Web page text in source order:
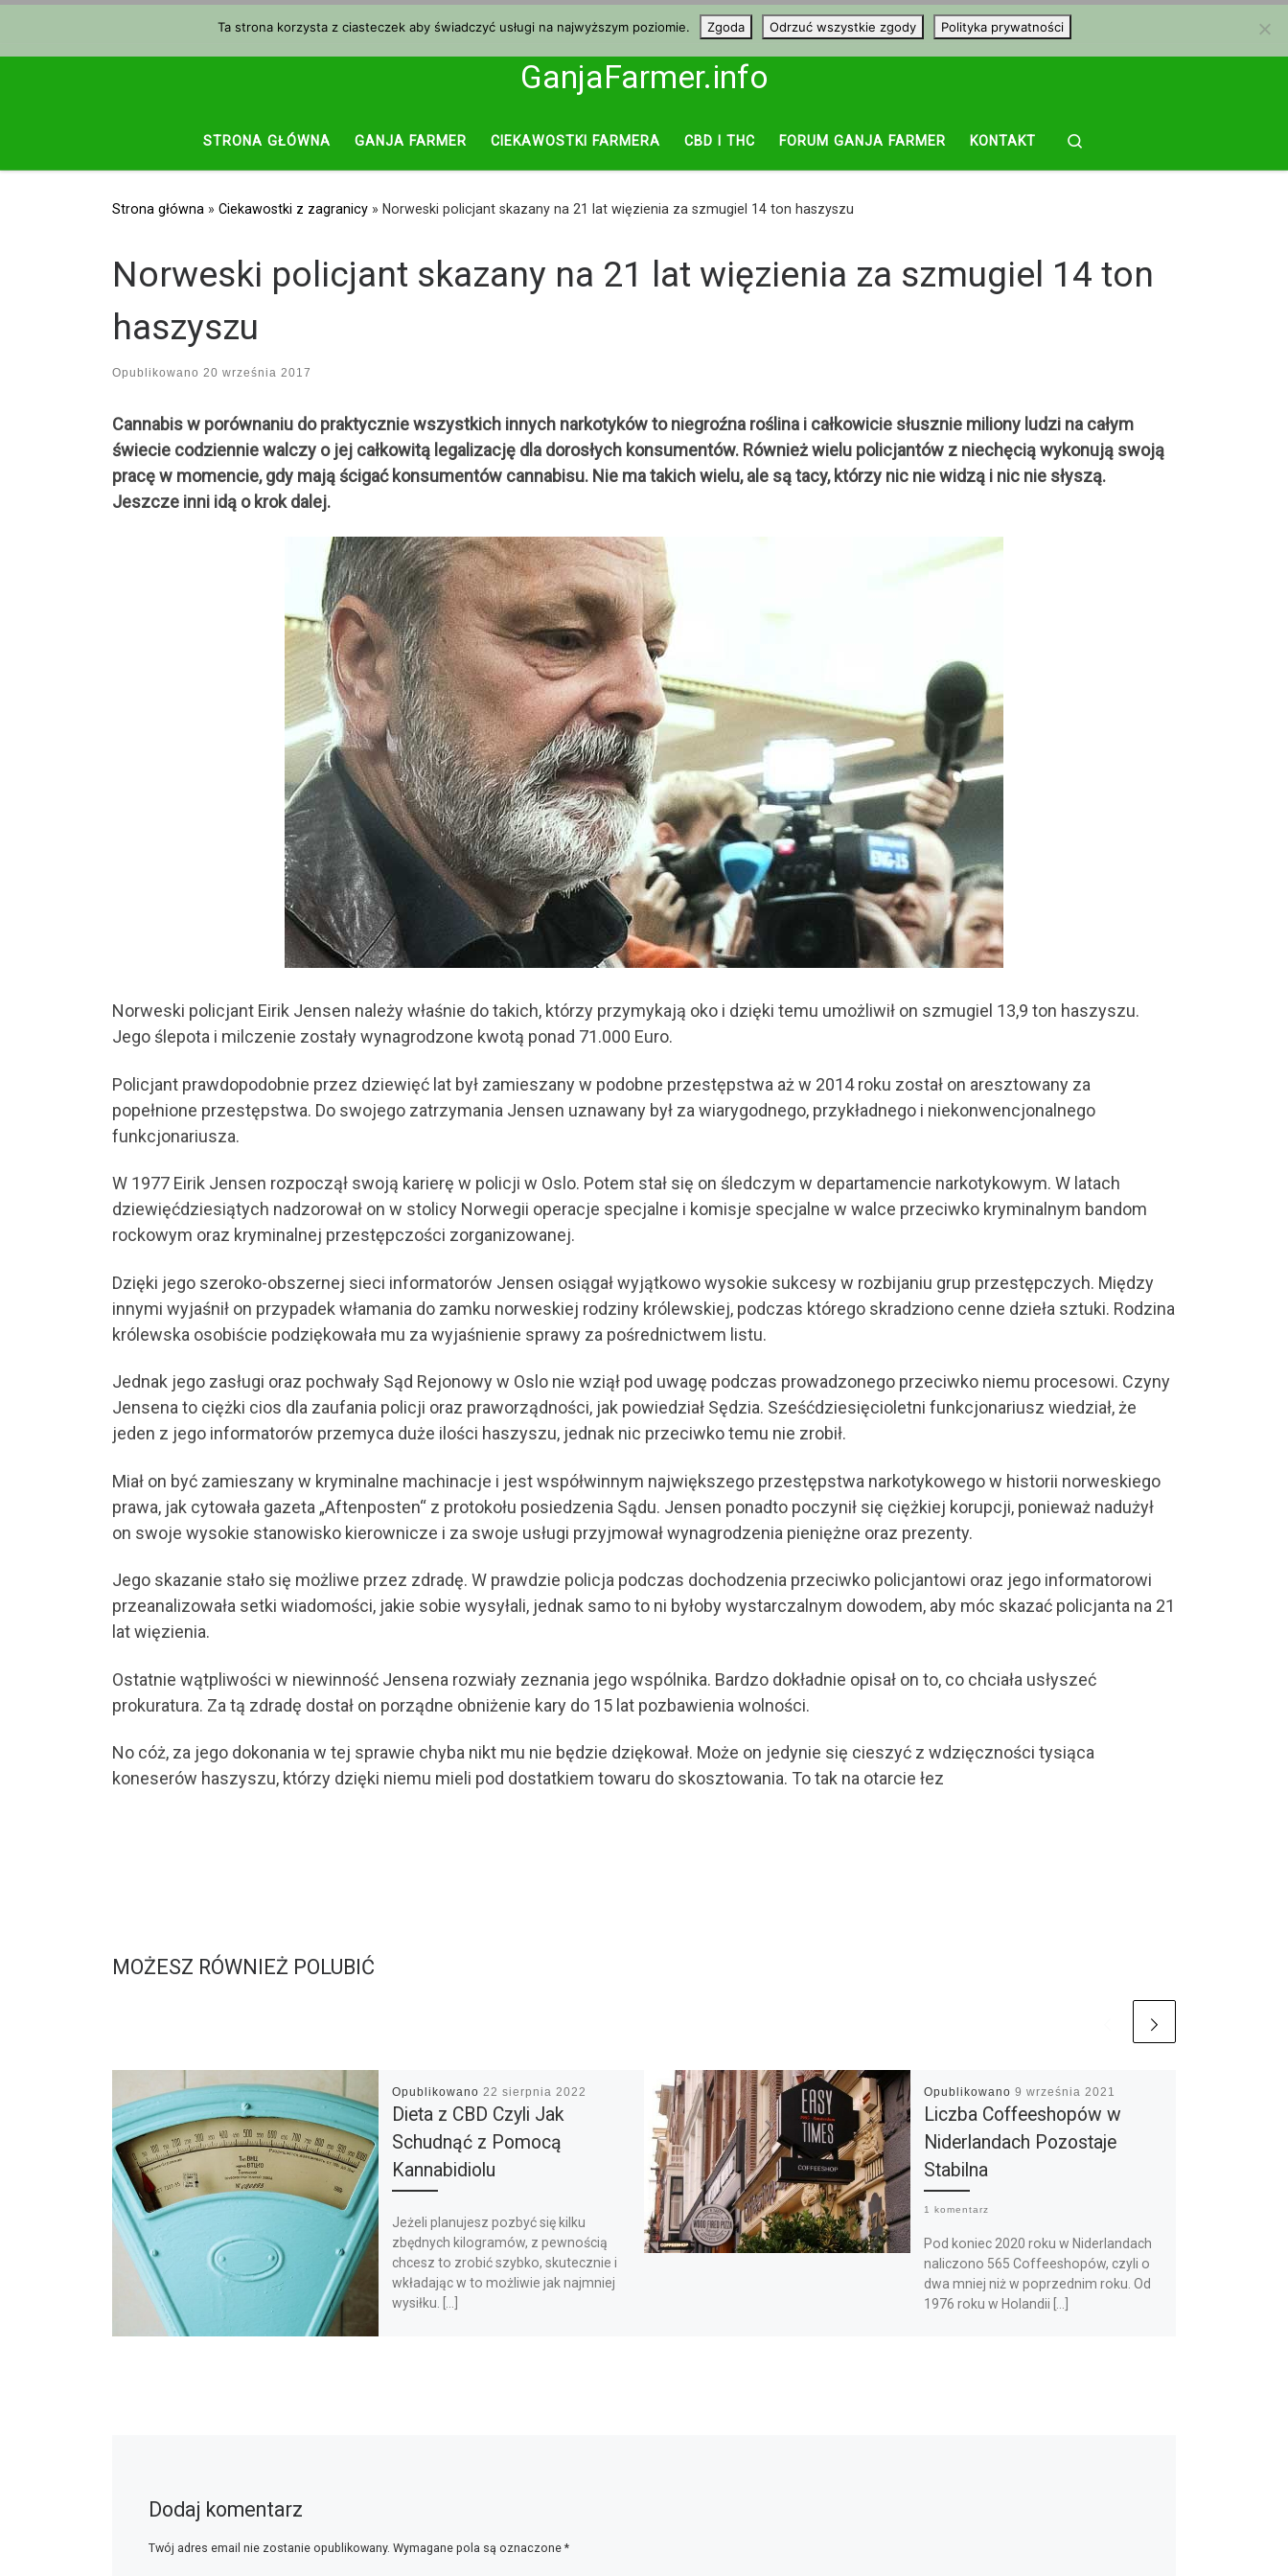
GanjaFarmer.info
STRONA GŁÓWNA GANJA FARMER CIEKAWOSTKI FARMERA CBD I THC FORUM GANJA FARMER KONTAKT
Strona główna » Ciekawostki z zagranicy » Norweski policjant skazany na 21 lat więzienia za szmugiel 14 ton haszyszu
Norweski policjant skazany na 21 lat więzienia za szmugiel 14 ton
haszyszu
Opublikowano 20 września 2017
Cannabis w porównaniu do praktycznie wszystkich innych narkotyków to niegroźna roślina i całkowicie słusznie miliony ludzi na całym
świecie codziennie walczy o jej całkowitą legalizację dla dorosłych konsumentów. Również wielu policjantów z niechęcią wykonują swoją
pracę w momencie, gdy mają ścigać konsumentów cannabisu. Nie ma takich wielu, ale są tacy, którzy nic nie widzą i nic nie słyszą.
Jeszcze inni idą o krok dalej.
Norweski policjant Eirik Jensen należy właśnie do takich, którzy przymykają oko i dzięki temu umożliwił on szmugiel 13,9 ton haszyszu.
Jego ślepota i milczenie zostały wynagrodzone kwotą ponad 71.000 Euro.
Policjant prawdopodobnie przez dziewięć lat był zamieszany w podobne przestępstwa aż w 2014 roku został on aresztowany za
popełnione przestępstwa. Do swojego zatrzymania Jensen uznawany był za wiarygodnego, przykładnego i niekonwencjonalnego
funkcjonariusza.
W 1977 Eirik Jensen rozpoczął swoją karierę w policji w Oslo. Potem stał się on śledczym w departamencie narkotykowym. W latach
dziewięćdziesiątych nadzorował on w stolicy Norwegii operacje specjalne i komisje specjalne w walce przeciwko kryminalnym bandom
rockowym oraz kryminalnej przestępczości zorganizowanej.
Dzięki jego szeroko-obszernej sieci informatorów Jensen osiągał wyjątkowo wysokie sukcesy w rozbijaniu grup przestępczych. Między
innymi wyjaśnił on przypadek włamania do zamku norweskiej rodziny królewskiej, podczas którego skradziono cenne dzieła sztuki. Rodzina
królewska osobiście podziękowała mu za wyjaśnienie sprawy za pośrednictwem listu.
Jednak jego zasługi oraz pochwały Sąd Rejonowy w Oslo nie wziął pod uwagę podczas prowadzonego przeciwko niemu procesowi. Czyny
Jensena to ciężki cios dla zaufania policji oraz praworządności, jak powiedział Sędzia. Sześćdziesięcioletni funkcjonariusz wiedział, że
jeden z jego informatorów przemyca duże ilości haszyszu, jednak nic przeciwko temu nie zrobił.
Miał on być zamieszany w kryminalne machinacje i jest współwinnym największego przestępstwa narkotykowego w historii norweskiego
prawa, jak cytowała gazeta „Aftenposten“ z protokołu posiedzenia Sądu. Jensen ponadto poczynił się ciężkiej korupcji, ponieważ nadużył
on swoje wysokie stanowisko kierownicze i za swoje usługi przyjmował wynagrodzenia pieniężne oraz prezenty.
Jego skazanie stało się możliwe przez zdradę. W prawdzie policja podczas dochodzenia przeciwko policjantowi oraz jego informatorowi
przeanalizowała setki wiadomości, jakie sobie wysyłali, jednak samo to ni byłoby wystarczalnym dowodem, aby móc skazać policjanta na 21
lat więzienia.
Ostatnie wątpliwości w niewinność Jensena rozwiały zeznania jego wspólnika. Bardzo dokładnie opisał on to, co chciała usłyszeć
prokuratura. Za tą zdradę dostał on porządne obniżenie kary do 15 lat pozbawienia wolności.
No cóż, za jego dokonania w tej sprawie chyba nikt mu nie będzie dziękował. Może on jedynie się cieszyć z wdzięczności tysiąca
koneserów haszyszu, którzy dzięki niemu mieli pod dostatkiem towaru do skosztowania. To tak na otarcie łez
MOŻESZ RÓWNIEŻ POLUBIĆ
Opublikowano 22 sierpnia 2022
Dieta z CBD Czyli Jak
Schudnąć z Pomocą
Kannabidiolu
Jeżeli planujesz pozbyć się kilku
zbędnych kilogramów, z pewnością
chcesz to zrobić szybko, skutecznie i
wkładając w to możliwie jak najmniej
wysiłku. […]
Opublikowano 9 września 2021
Liczba Coffeeshopów w
Niderlandach Pozostaje
Stabilna
1 komentarz
Pod koniec 2020 roku w Niderlandach
naliczono 565 Coffeeshopów, czyli o
dwa mniej niż w poprzednim roku. Od
1976 roku w Holandii […]
Dodaj komentarz
Twój adres email nie zostanie opublikowany. Wymagane pola są oznaczone *
Ta strona korzysta z ciasteczek aby świadczyć usługi na najwyższym poziomie. Zgoda Odrzuć wszystkie zgody Polityka prywatności